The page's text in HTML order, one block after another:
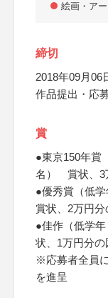
絵画・アー
締切
2018年09月06
作品提出・応
賞
●東京150年賞
名） 賞状、3
●優秀賞（低
賞状、2万円
●佳作（低学
状、1万円分の
※応募者全員
を進呈